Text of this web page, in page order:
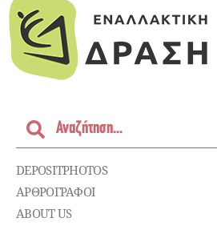
DEPOSITPHOTOS
ΑΡΘΡΟΓΡΑΦΟΙ
ABOUT US